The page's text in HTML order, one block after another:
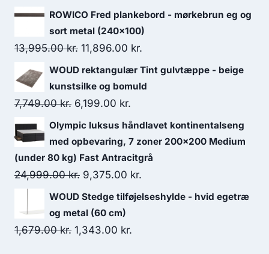
ROWICO Fred plankebord - mørkebrun eg og
sort metal (240x100)
13,995.00kr. 11,896.00 kr.
WOUD rektangulær Tint gulvtæppe - beige
kunstsilke og bomuld
7,749.00kr. 6,199.00 kr.
Olympic luksus håndlavet kontinentalseng
med opbevaring, 7 zoner 200x200 Medium
(under 80 kg) Fast Antracitgrå
24,999.00kr. 9,375.00 kr.
WOUD Stedge tilføjelseshylde - hvid egetræ
og metal (60 cm)
1,679.00kr. 1,343.00 kr.